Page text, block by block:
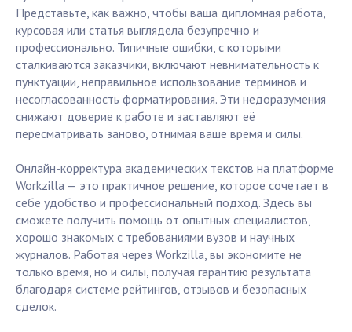
Представьте, как важно, чтобы ваша дипломная работа,
курсовая или статья выглядела безупречно и
профессионально. Типичные ошибки, с которыми
сталкиваются заказчики, включают невнимательность к
пунктуации, неправильное использование терминов и
несогласованность форматирования. Эти недоразумения
снижают доверие к работе и заставляют её
пересматривать заново, отнимая ваше время и силы.
Онлайн-корректура академических текстов на платформе
Workzilla — это практичное решение, которое сочетает в
себе удобство и профессиональный подход. Здесь вы
сможете получить помощь от опытных специалистов,
хорошо знакомых с требованиями вузов и научных
журналов. Работая через Workzilla, вы экономите не
только время, но и силы, получая гарантию результата
благодаря системе рейтингов, отзывов и безопасных
сделок.